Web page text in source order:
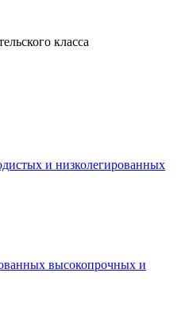
класса
и низколегированных
высокопрочных и